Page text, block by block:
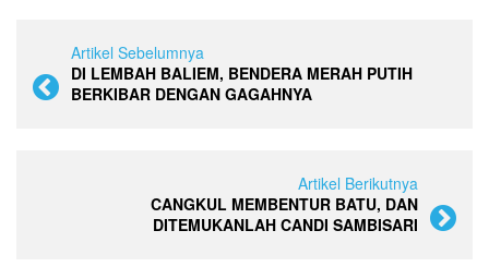
Artikel Sebelumnya
DI LEMBAH BALIEM, BENDERA MERAH PUTIH
BERKIBAR DENGAN GAGAHNYA
Artikel Berikutnya
CANGKUL MEMBENTUR BATU, DAN
DITEMUKANLAH CANDI SAMBISARI